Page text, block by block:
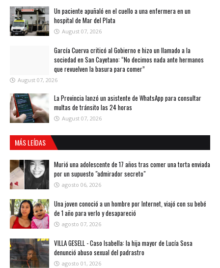
Un paciente apuñaló en el cuello a una enfermera en un
hospital de Mar del Plata
August 07, 2026
García Cuerva criticó al Gobierno e hizo un llamado a la
sociedad en San Cayetano: “No decimos nada ante hermanos
que revuelven la basura para comer”
August 07, 2026
La Provincia lanzó un asistente de WhatsApp para consultar
multas de tránsito las 24 horas
August 07, 2026
MÁS LEÍDAS
Murió una adolescente de 17 años tras comer una torta enviada
por un supuesto "admirador secreto"
agosto 06, 2026
Una joven conoció a un hombre por Internet, viajó con su bebé
de 1 año para verlo y desapareció
agosto 07, 2026
VILLA GESELL - Caso Isabella: la hija mayor de Lucía Sosa
denunció abuso sexual del padrastro
agosto 01, 2026